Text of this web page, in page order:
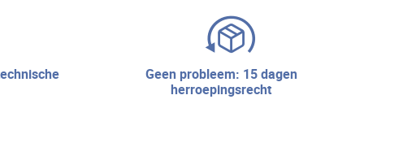
geen probleem: 15 dagen
herroepingsrecht